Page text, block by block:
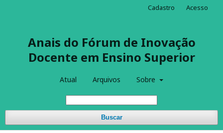
Anais do Fórum de Inovação
Docente em Ensino Superior
Atual Arquivos Sobre
Buscar
Cadastro Acesso